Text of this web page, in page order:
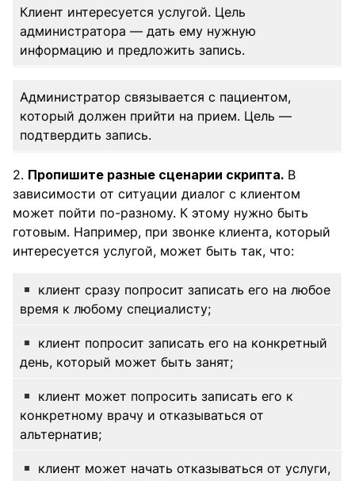
Клиент интересуется услугой. Цель
администратора — дать ему нужную
информацию и предложить запись.
Администратор связывается с пациентом,
который должен прийти на прием. Цель —
подтвердить запись.
2. Пропишите разные сценарии скрипта. В
зависимости от ситуации диалог с клиентом
может пойти по-разному. К этому нужно быть
готовым. Например, при звонке клиента, который
интересуется услугой, может быть так, что:
клиент сразу попросит записать его на любое
время к любому специалисту;
клиент попросит записать его на конкретный
день, который может быть занят;
клиент может попросить записать его к
конкретному врачу и отказываться от
альтернатив;
клиент может начать отказываться от услуги,